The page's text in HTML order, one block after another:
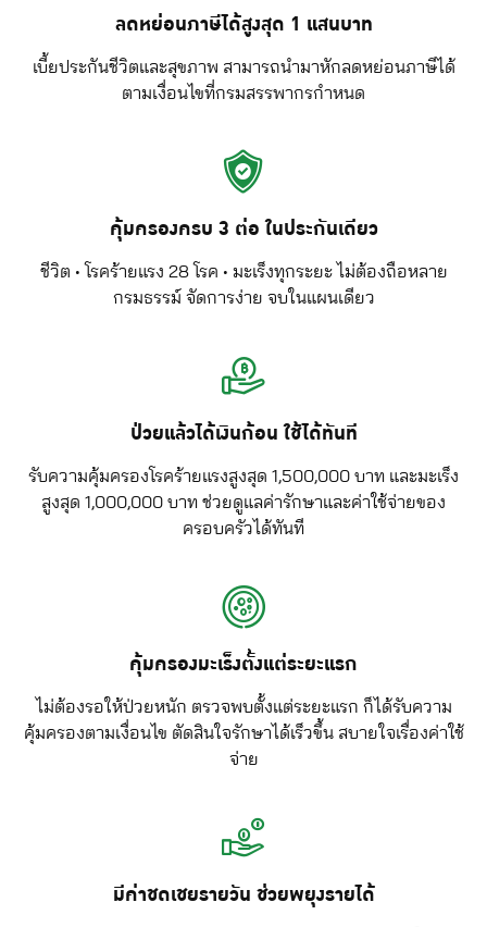
ลดหย่อนภาษีได้สูงสุด 1 แสนบาท
เบี้ยประกันชีวิตและสุขภาพ สามารถนำมาหักลดหย่อนภาษีได้
ตามเงื่อนไขที่กรมสรรพากรกำหนด
คุ้มครองครบ 3 ต่อ ในประกันเดียว
ชีวิต • โรคร้ายแรง 28 โรค • มะเร็งทุกระยะ ไม่ต้องถือหลาย
กรมธรรม์ จัดการง่าย จบในแผนเดียว
ป่วยแล้วได้เงินก้อน ใช้ได้ทันที
รับความคุ้มครองโรคร้ายแรงสูงสุด 1,500,000 บาท และมะเร็ง
สูงสุด 1,000,000 บาท ช่วยดูแลค่ารักษาและค่าใช้จ่ายของ
ครอบครัวได้ทันที
คุ้มครองมะเร็งตั้งแต่ระยะแรก
ไม่ต้องรอให้ป่วยหนัก ตรวจพบตั้งแต่ระยะแรก ก็ได้รับความ
คุ้มครองตามเงื่อนไข ตัดสินใจรักษาได้เร็วขึ้น สบายใจเรื่องค่าใช้
จ่าย
มีค่าชดเชยรายวัน ช่วยพยุงรายได้